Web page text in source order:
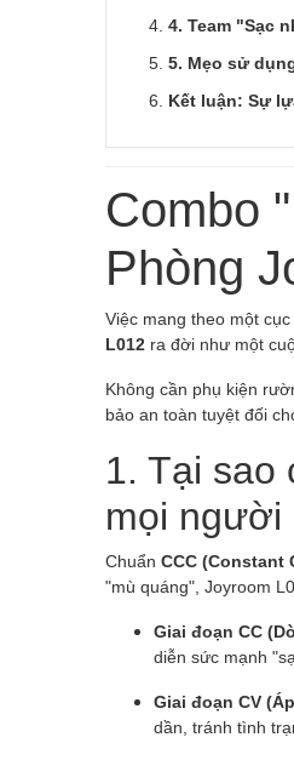
4. Team "Sạc
5. Mẹo sử
Kết luận: Sự
Combo
Phòng
Việc mang theo một
L012 ra đời như một
Không cần phụ kiện
bảo an toàn tuyệt đối
1. Tại sao
mọi người
Chuẩn CCC (Constant
"mù quáng", Joyroom
Giai đoạn CC
diễn sức mạnh
Giai đoạn CV
dần, tránh tình